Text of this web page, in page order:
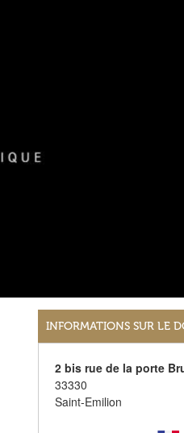
INFORMATIONS SUR LE
2 bis rue de la porte
33330
Saint-Emilion